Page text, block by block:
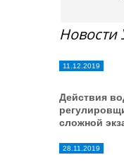
Новости
11.12.2019
Действия
сложной
28.11.2019